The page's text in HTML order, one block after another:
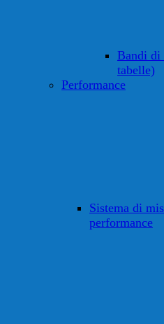
Bandi di
tabelle)
Performance
Sistema di
performance